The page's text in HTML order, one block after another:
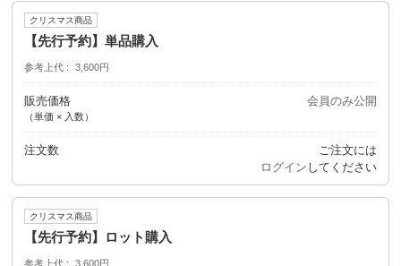
クリスマス商品
【先行予約】単品購入
参考上代 3,600円
販売価格
（単価 × 入数）
会員のみ公開
注文数
ご注文には
ログイン してください
クリスマス商品
【先行予約】ロット購入
参考上代 3,600円